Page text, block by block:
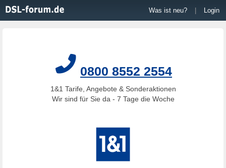
Was ist neu? Login
0800 8552 2554
1&1 Tarife, Angebote & Sonderaktionen
Wir sind für Sie da - 7 Tage die Woche